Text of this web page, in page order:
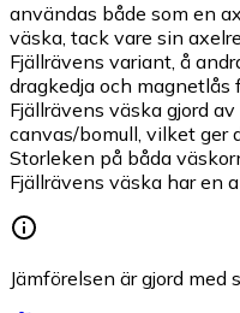
användas både som en
väska, tack vare sin
Fjällrävens variant, å
dragkedja och magnetlås
Fjällrävens väska gjord
canvas/bomull, vilket ger
Storleken på båda
Fjällrävens väska har en
Jämförelsen är gjord med